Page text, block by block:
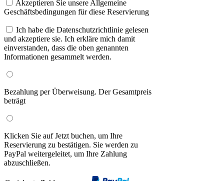
Akzeptieren Sie unsere Allgemeine
Geschäftsbedingungen für diese Reservierung
Ich habe die Datenschutzrichtlinie gelesen
und akzeptiere sie. Ich erkläre mich damit
einverstanden, dass die oben genannten
Informationen gesammelt werden.
Bezahlung per Überweisung. Der Gesamtpreis
beträgt
Klicken Sie auf Jetzt buchen, um Ihre
Reservierung zu bestätigen. Sie werden zu
PayPal weitergeleitet, um Ihre Zahlung
abzuschließen.